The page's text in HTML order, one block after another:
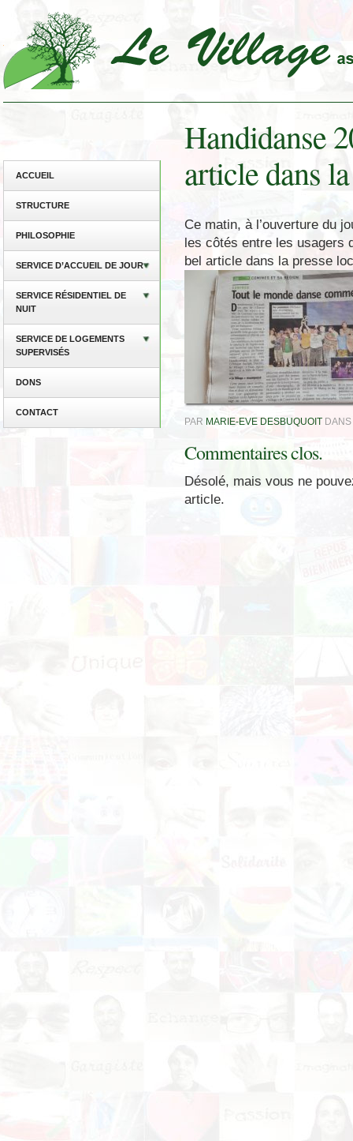
Handidanse
article dans
ACCUEIL
STRUCTURE
PHILOSOPHIE
SERVICE D’ACCUEIL DE JOUR
SERVICE RÉSIDENTIEL DE
NUIT
SERVICE DE LOGEMENTS
SUPERVISÉS
DONS
CONTACT
Ce matin, à l’ouverture du
les côtés entre les usagers
bel article dans la presse
PAR MARIE-EVE DESBUQUOITDANS
Commentaires clos.
Désolé, mais vous ne
article.